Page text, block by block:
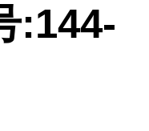
:144-